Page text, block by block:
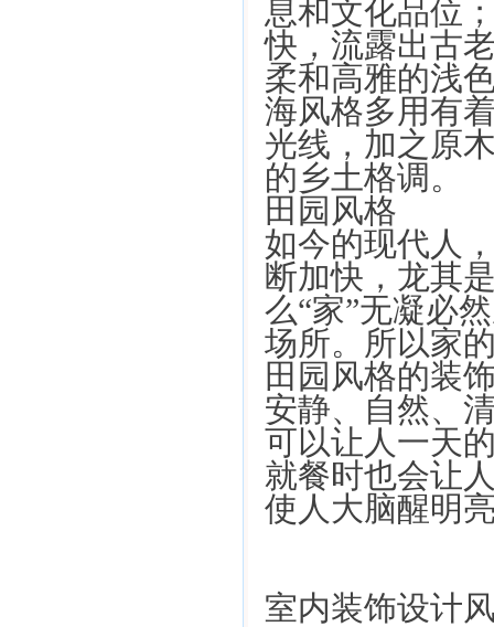
息和文化品位
快，流露出古
柔和高雅的浅
海风格多用有
光线，加之原
的乡土格调。
田园风格
如今的现代人
断加快，龙其
么“家”无凝必
场所。所以家
田园风格的装
安静、自然、
可以让人一天
就餐时也会让
使人大脑醒明
室内装饰设计